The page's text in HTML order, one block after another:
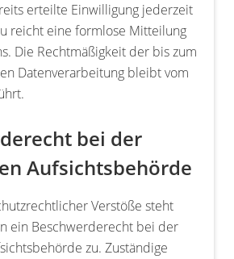
erteilte Einwilligung jederzeit
reicht eine formlose Mitteilung
Die Rechtmäßigkeit der bis zum
Datenverarbeitung bleibt vom
bei der
Aufsichtsbehörde
Verstöße steht
ein Beschwerderecht bei der
zu. Zuständige